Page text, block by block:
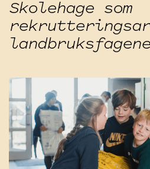
Skolehage som
landbruksfagene